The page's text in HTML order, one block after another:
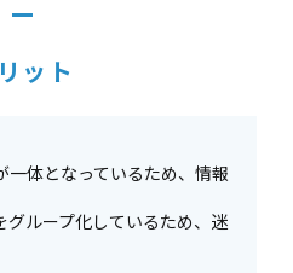
ット
体となっているため、情報
グループ化しているため、迷